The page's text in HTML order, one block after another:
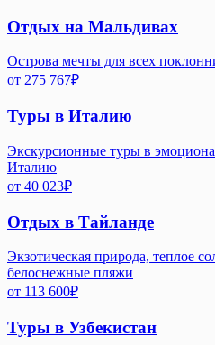
Отдых на Мальдивах
Острова мечты для всех
от 275 767₽
Туры в Италию
Экскурсионные туры в
Италию
от 40 023₽
Отдых в Тайланде
Экзотическая природа, теплое
белоснежные пляжи
от 113 600₽
Туры в Узбекистан